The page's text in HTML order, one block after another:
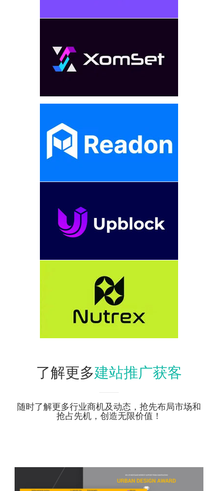
了解更多建站推广获客
随时了解更多行业商机及动态，抢先布局市场和
抢占先机，创造无限价值！